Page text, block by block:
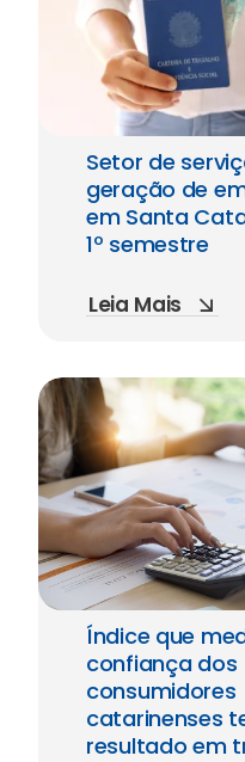
Setor de
geração de
em Santa
1º semestre
Leia Mais
Índice que
confiança dos
consumidores
catarinenses
resultado em